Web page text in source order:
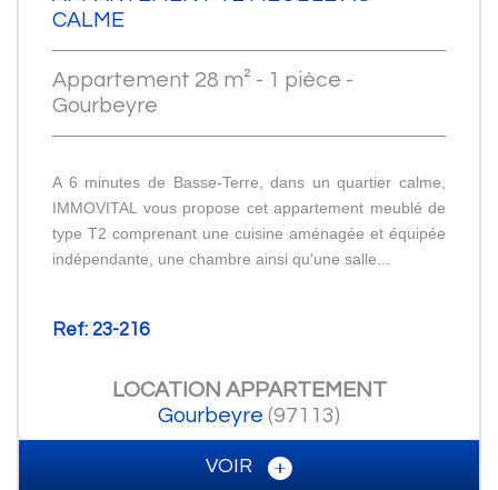
CALME
Appartement 28 m² - 1 pièce -
Gourbeyre
A 6 minutes de Basse-Terre, dans un quartier calme,
IMMOVITAL vous propose cet appartement meublé de
type T2 comprenant une cuisine aménagée et équipée
indépendante, une chambre ainsi qu'une salle...
Ref: 23-216
LOCATION APPARTEMENT
Gourbeyre (97113)
VOIR